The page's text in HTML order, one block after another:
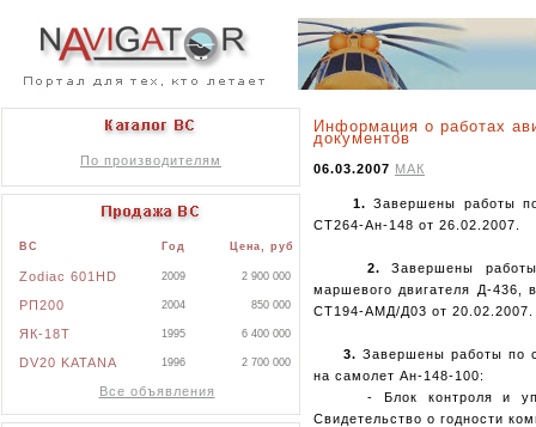
По производителям
ВС Год Цена, руб
Zodiac 601HD 2009 2 900 000
РП200 2004 850 000
ЯК-18Т 1995 6 400 000
DV20 KATANA 1996 2 700 000
Все объявления
Информация о работах
документов
06.03.2007 МАК
1.Завершены работы
СТ264-Ан-148 от 26.02.2007.
2.
Завершены работы
маршевого двигателя Д-436,
СТ194-АМД/Д03 от 20.02.2007.
3. Завершены работы по
на самолет Ан-148-100:
- Блок контроля и
Свидетельство о годности